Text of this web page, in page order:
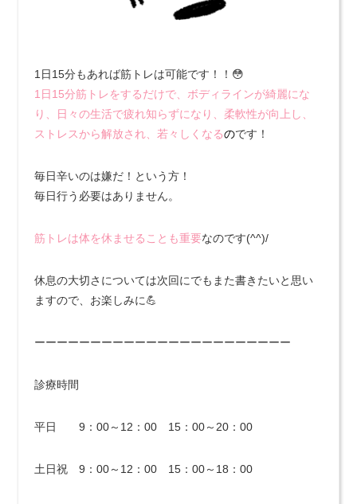
1日15分もあれば筋トレは可能です！！😳
1日15分筋トレをするだけで、ボディラインが綺麗にな
り、日々の生活で疲れ知らずになり、柔軟性が向上し、
ストレスから解放され、若々しくなるのです！
毎日辛いのは嫌だ！という方！
毎日行う必要はありません。
筋トレは体を休ませることも重要なのです(^^)/
休息の大切さについては次回にでもまた書きたいと思い
ますので、お楽しみに💪
ーーーーーーーーーーーーーーーーーーーーーーー
診療時間
平日 9：00～12：00 15：00～20：00
土日祝 9：00～12：00 15：00～18：00